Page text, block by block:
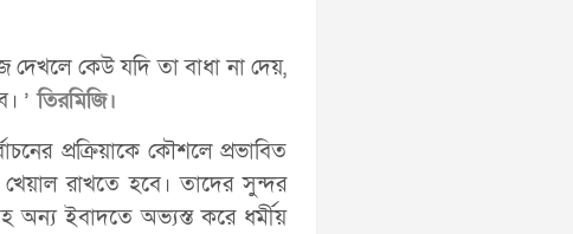
দেখলে কেউ যদি তা বাধা না দেয়,
’ তিরমিজি।
প্রক্রিয়াকে কৌশলে প্রভাবিত
রাখতে হবে। তাদের সুন্দর
অন্য ইবাদতে অভ্যস্ত করে ধর্মীয়